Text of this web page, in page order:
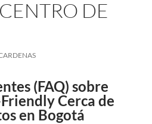
DE
(FAQ) sobre
Cerca de
en Bogotá